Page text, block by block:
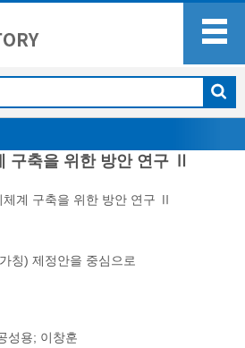
구축을 위한 방안 연구 Ⅱ
체계 구축을 위한 방안 연구 Ⅱ
칭) 제정안을 중심으로
성용; 이창훈